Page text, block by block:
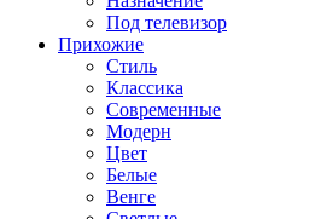
Под телевизор
Прихожие
Стиль
Классика
Современные
Модерн
Цвет
Белые
Венге